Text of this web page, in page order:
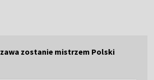
zostanie mistrzem Polski